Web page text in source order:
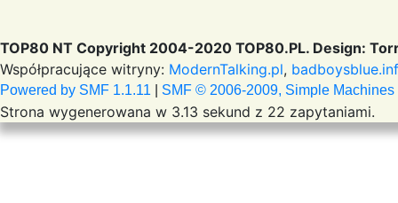
TOP80 NT Copyright 2004-2020 TOP80.PL. Design:
Współpracujące witryny: ModernTalking.pl,
Powered by SMF 1.1.11 SMF © 2006-2009, Simple Machines
Strona wygenerowana w 3.13 sekund z 22 zapytaniami.